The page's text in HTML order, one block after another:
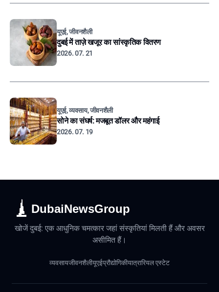
यूएई, जीवनशैली
दुबई में ताज़े खजूर का सांस्कृतिक वितरण
2026. 07. 21
यूएई, व्यवसाय, जीवनशैली
सोने का संघर्ष: मजबूत डॉलर और महंगाई
2026. 07. 19
DubaiNewsGroup
खोजें दुबई: एक आधुनिक चमत्कार जहां संस्कृतियां मिलती हैं और अवसर
असीमित हैं।
व्यवसायजीवनशैलीयूएईप्रौद्योगिकीयात्रारियल एस्टेट